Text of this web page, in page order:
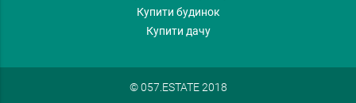
Купити будинок
Купити дачу
© 057.ESTATE 2018